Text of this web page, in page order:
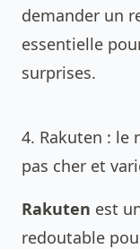
demander un
essentielle
surprises.
4. Rakuten : le
pas cher et
Rakuten est
redoutable